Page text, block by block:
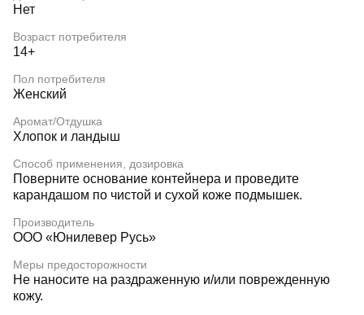
Нет
Возраст потребителя
14+
Пол потребителя
Женский
Аромат/Отдушка
Хлопок и ландыш
Способ применения, дозировка
Поверните основание контейнера и проведите
карандашом по чистой и сухой коже подмышек.
Производитель
ООО «Юнилевер Русь»
Меры предосторожности
Не наносите на раздраженную и/или поврежденную
кожу.